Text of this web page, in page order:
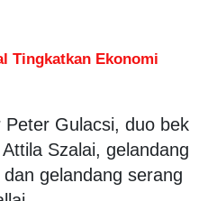
Tingkatkan Ekonomi
Peter Gulacsi, duo bek
Szalai, gelandang
gelandang serang